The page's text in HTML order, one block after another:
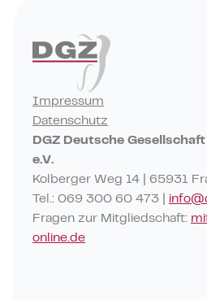
Impressum
Datenschutz
DGZ Deutsche
e.V.
Kolberger Weg 14 | 65931
Tel.: 069 300 60 473 |
Fragen zur Mitgliedschaft:
online.de